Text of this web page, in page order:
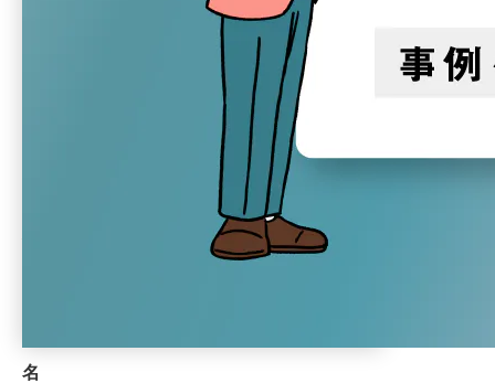
資料ダウンロードフォーム
以下のフォームより、必要事項を入力し、「個人情報の取扱
いに同意して進む」ボタンをクリックしてください。
名